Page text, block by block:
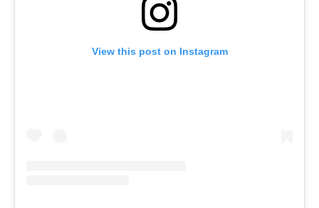
View this post on Instagram